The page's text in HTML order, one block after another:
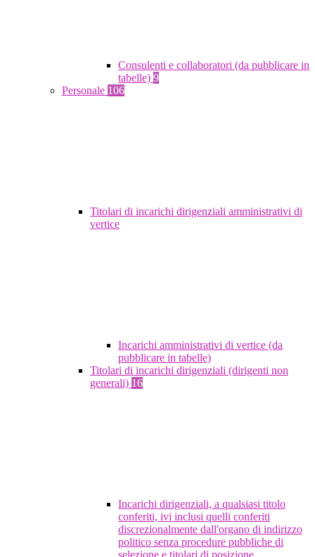
Consulenti e collaboratori (da pubblicare in
tabelle) 9
Personale 106
Titolari di incarichi dirigenziali amministrativi di
vertice
Incarichi amministrativi di vertice (da
pubblicare in tabelle)
Titolari di incarichi dirigenziali (dirigenti non
generali) 16
Incarichi dirigenziali, a qualsiasi titolo
conferiti, ivi inclusi quelli conferiti
discrezionalmente dall'organo di indirizzo
politico senza procedure pubbliche di